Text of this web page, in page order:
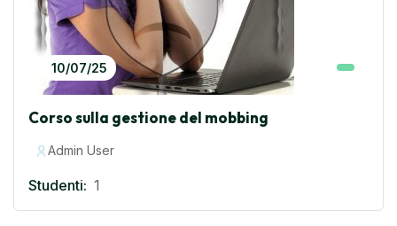
10/07/25
Corso sulla gestione del mobbing
Admin User
Studenti: 1